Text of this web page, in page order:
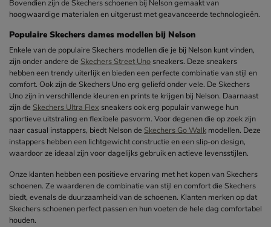
Bovendien zijn de Skechers schoenen bij Nelson gemaakt van
hoogwaardige materialen en uitgerust met geavanceerde technologieën.
Populaire Skechers dames modellen bij Nelson
Enkele van de populaire Skechers modellen die je bij Nelson kunt vinden,
zijn onder andere de Skechers Street Uno sneakers. Deze sneakers
hebben een trendy uiterlijk en bieden een perfecte combinatie van stijl en
comfort. Ook zijn de Skechers Uno erg geliefd onder vele. De Skechers
Uno zijn in verschillende kleuren en prints te krijgen bij Nelson. Daarnaast
zijn de Skechers Ultra Flex sneakers ook erg populair vanwege hun
sportieve uitstraling en flexibele pasvorm. Voor degenen die op zoek zijn
naar casual instappers, biedt Nelson de Skechers Go Walk modellen. Deze
instappers hebben een lichtgewicht constructie en een slip-on design,
waardoor ze ideaal zijn voor dagelijks gebruik en actieve levensstijlen.
Onze klanten hebben een positieve ervaring met het kopen van Skechers
schoenen. Ze waarderen de combinatie van stijl en comfort die Skechers
biedt, evenals de duurzaamheid van de schoenen. Klanten merken op dat
Skechers schoenen perfect passen en hun voeten de hele dag comfortabel
houden.